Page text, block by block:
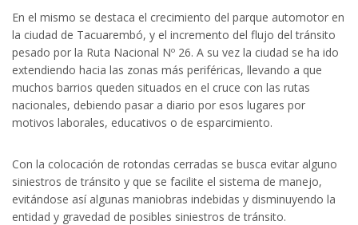
En el mismo se destaca el crecimiento del parque automotor en
la ciudad de Tacuarembó, y el incremento del flujo del tránsito
pesado por la Ruta Nacional Nº 26. A su vez la ciudad se ha ido
extendiendo hacia las zonas más periféricas, llevando a que
muchos barrios queden situados en el cruce con las rutas
nacionales, debiendo pasar a diario por esos lugares por
motivos laborales, educativos o de esparcimiento.
Con la colocación de rotondas cerradas se busca evitar alguno
siniestros de tránsito y que se facilite el sistema de manejo,
evitándose así algunas maniobras indebidas y disminuyendo la
entidad y gravedad de posibles siniestros de tránsito.